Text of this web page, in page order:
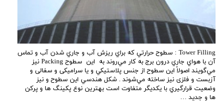
Tower Filling : ﺳﻄﻮﺡ ﺣﺮﺍﺭﺗﻲ ﻛﻪ ﺑﺮﺍﻱ ﺭﻳﺰﺵ ﺁﺏ ﻭ ﺟﺎﺭﻱ ﺷﺪﻥ ﺁﺏ ﻭ ﺗﻤﺎﺱ
ﺁﻥ ﺑﺎ ﻫﻮﺍﻱ ﺟﺎﺭﻱ ﺩﺭﻭﻥ ﺑﺮﺝ ﺑﻪ ﻛﺎﺭ ﻣﻲﺭﻭﻧﺪ ﺑﻪ ﺍﻳﻦ ﺳﻄﻮﺡ Packing ﻧﻴﺰ
ﻣﻲﮔﻮﻳﻨﺪ ﺍﺻﻮﻻﹰ ﺍﻳﻦ ﺳﻄﻮﺡ ﺍﺯ ﺟﻨﺲ ﭘﻼﺳﺘﻴﻜﻲ ﻭ ﻳﺎ سرامیکی و ﺳﻔﺎلی ﻭ
ﺁﺯﺑﺴﺖ و فلزی ﻧﻴﺰ ﺳﺎﺧﺘﻪ ﻣﻲﺷﻮﻧﺪ . ﺷﻜﻞ ﻫﻨﺪﺳﻲ ﺍﻳﻦ ﺳﻄﻮﺡ ﻭ ﻧﻴﺰ
ﻭﺿﻌﻴﺖ ﻗﺮﺍﺭﮔﻴﺮﻱ با ﻳﻜﺪﻳﮕﺮ ﻣﺘﻔﺎﻭﺕ ﺍﺳﺖ بهترین نوع پکینگ ها و پرکن
ها و جدید …